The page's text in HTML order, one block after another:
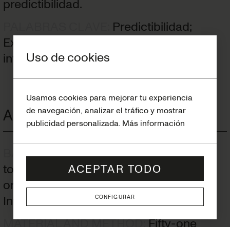
predictibilidad.
Predictibilidad;
Expansión; Alineador, Invisalign®, Arco
inferior.
Abstract
BACKGROUND:The aim of this study is
to evaluate the predictability of
orthodontic lower expansion with the
Invisalign® system.
MATERIAL AND METHOD:Fifty-one
Uso de cookies
Usamos cookies para mejorar tu experiencia
de navegación, analizar el tráfico y mostrar
publicidad personalizada. Más información
ACEPTAR TODO
CONFIGURAR